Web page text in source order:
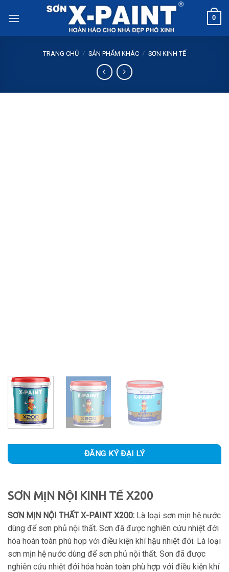
0
TRANG CHỦ / SẢN PHẨM KHÁC / SƠN KINH TẾ
ĐĂNG KÝ ĐẠI LÝ
SƠN MỊN NỘI KINH TẾ X200
SƠN MỊN NỘI THẤT X-PAINT X200: Là loại sơn mịn hệ nước
dùng để sơn phủ nội thất. Sơn đã được nghiên cứu nhiệt đới
hóa hoàn toàn phù hợp với điều kiện khí hậu nhiệt đới. Là loại
sơn mịn hệ nước dùng để sơn phủ nội thất. Sơn đã được
nghiên cứu nhiệt đới hóa hoàn toàn phù hợp với điều kiện khí